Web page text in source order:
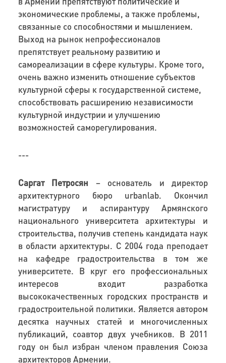
экономические проблемы, а также проблемы,
связанные со способностями и мышлением.
Выход на рынок непрофессионалов
препятствуетреальномуразвитию и
самореализации в сфере культуры. Кроме того,
очень важно изменить отношение субъектов
культурной сферы кгосударственной системе,
способствовать расширению независимости
культурной индустрии и улучшению
возможностей саморегулирования.
---
Саргат Петросян – основатель и директор
архитектурного бюро urbanlab. Окончил
магистратуру и аспирантуру Армянского
национальногоуниверситета архитектуры и
строительства, получив степень кандидата наук
в области архитектуры. С 2004 года преподает
на кафедреградостроительства втом же
университете. В круг его профессиональных
интересов входит разработка
высококачественных городских пространств и
градостроительной политики. Является автором
десятка научных статей и многочисленных
публикаций, соавтор двух учебников. В 2011
году он был избран членом правления Союза
архитекторов Армении.